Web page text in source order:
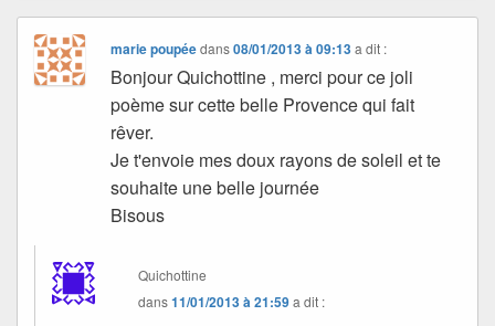
marie poupéedans08/01/2013 à 09:13 a dit :
Bonjour Quichottine , merci pour ce joli
poème sur cette belle Provence qui fait
rêver.
Je t'envoie mes doux rayons de soleil et te
souhaite une belle journée
Bisous
Quichottine
dans11/01/2013 à 21:59a dit :